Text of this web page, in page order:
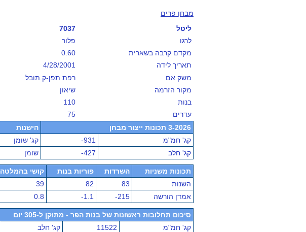
מבחן פרים
ליטל
7037
לרגו
פלור
מקדם קרבה בשארית
0.60
תאריך לידה
4/28/2001
משק אם
רפת תפן-ק.תובל
מקור הזרמה
שיאון
בנות
110
עדרים
75
3-2026 תכונות ייצור מבחן
הישנות
קג' חמ"מ
-931 קג' שומן
קג' חלב
-427 שומן
תכונות משניות השרדות פוריות בנות קושי בהמלטה
השנות
83
82
39
אמדן הורשה
-215
-1.1
0.8
סיכום תחלובות ראשונות של בנות הפר - מתוקן ל-305 יום
קג' חמ"מ
11522 קג' חלב